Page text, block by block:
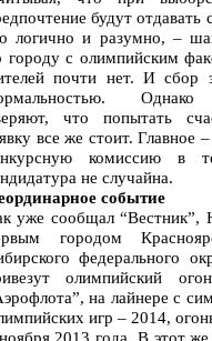
будут отдавать
логично и разумно, –
городу с олимпийским
почти нет. И сбор
Однако
что попытать
все же стоит. Главное
комиссию в
не случайна.
событие
уже сообщал “Вестник”,
городом
федерального
олимпийский
на лайнере с
игр – 2014,
2013 года. В этот